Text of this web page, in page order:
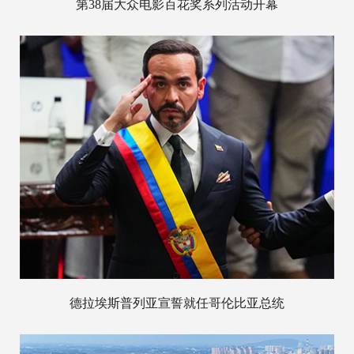
第38届大众电影百花奖系列活动开幕
德拉埃斯普列亚宣誓就任哥伦比亚总统